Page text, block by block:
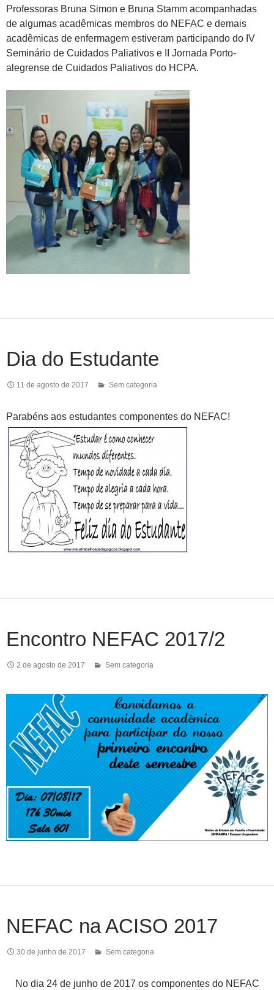
Professoras Bruna Simon e Bruna Stamm acompanhadas
de algumas acadêmicas membros do NEFAC e demais
acadêmicas de enfermagem estiveram participando do IV
Seminário de Cuidados Paliativos e II Jornada Porto-
alegrense de Cuidados Paliativos do HCPA.
Dia do Estudante
11 de agosto de 2017 Sem categoria
Parabéns aos estudantes componentes do NEFAC!
Encontro NEFAC 2017/2
2 de agosto de 2017 Sem categoria
NEFAC na ACISO 2017
30 de junho de 2017 Sem categoria
No dia 24 de junho de 2017 os componentes do NEFAC